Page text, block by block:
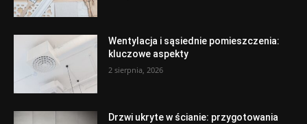
Wentylacja i sąsiednie pomieszczenia:
kluczowe aspekty
2 sierpnia, 2026
Drzwi ukryte w ścianie: przygotowania